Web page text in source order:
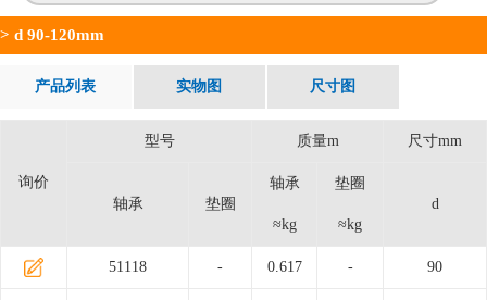
> d 90-120mm
产品列表 实物图 尺寸图
询价
型号 质量m 尺寸mm
轴承 垫圈
轴承
≈kg
垫圈
≈kg
d
51118 - 0.617 - 90